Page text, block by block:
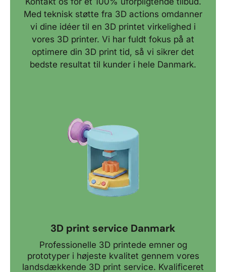
Med teknisk støtte fra 3D actions omdanner
vi dine idéer til en 3D printet virkelighed i
vores 3D printer. Vi har fuldt fokus på at
optimere din 3D print tid, så vi sikrer det
bedste resultat til kunder i hele Danmark.
3D print service Danmark
Professionelle 3D printede emner og
prototyper i højeste kvalitet gennem vores
landsdækkende 3D print service. Kvalificeret